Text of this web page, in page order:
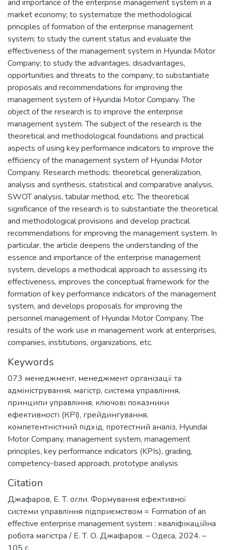
and importance of the enterprise management system in a
market economy; to systematize the methodological
principles of formation of the enterprise management
system; to study the current status and evaluate the
effectiveness of the management system in Hyundai Motor
Company; to study the advantages, disadvantages,
opportunities and threats to the company; to substantiate
proposals and recommendations for improving the
management system of Hyundai Motor Company. The
object of the research is to improve the enterprise
management system. The subject of the research is the
theoretical and methodological foundations and practical
aspects of using key performance indicators to improve the
efficiency of the management system of Hyundai Motor
Company. Research methods: theoretical generalization,
analysis and synthesis, statistical and comparative analysis,
SWOT analysis, tabular method, etc. The theoretical
significance of the research is to substantiate the theoretical
and methodological provisions and develop practical
recommendations for improving the management system. In
particular, the article deepens the understanding of the
essence and importance of the enterprise management
system, develops a methodical approach to assessing its
effectiveness, improves the conceptual framework for the
formation of key performance indicators of the management
system, and develops proposals for improving the
personnel management of Hyundai Motor Company. The
results of the work use in management work at enterprises,
companies, institutions, organizations, etc.
Keywords
073 менеджмент, менеджмент організації та
адміністрування, магістр, система управління,
принципи управління, ключові показники
ефективності (КРІ), грейдингування,
компетентністний підхід, протестний аналіз, Hyundai
Motor Company, management system, management
principles, key performance indicators (KPIs), grading,
competency-based approach, prototype analysis
Citation
Джафаров, Е. Т. огли. Формування ефективної
системи управління підприємством = Formation of an
effective enterprise management system : кваліфікаційна
робота магістра / Е. Т. О. Джафаров. – Одеса, 2024. –